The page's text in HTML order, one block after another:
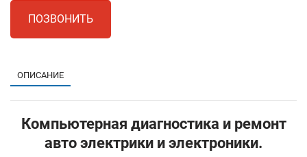
ПОЗВОНИТЬ
ОПИСАНИЕ
Компьютерная диагностика и ремонт
авто электрики и электроники.